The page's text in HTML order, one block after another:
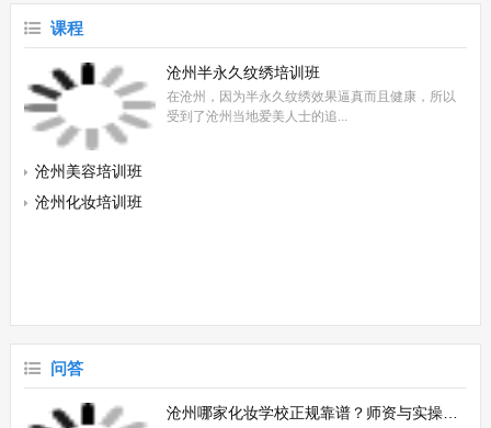
沧州学美容哪个学校好
在绍兴，随着美容师的工资的增加，有不少朋友想要学美容。如果也想要
学美容的朋友，有时间可以来绍兴艾尼斯美容培训学校参观。我校...
沧州学化妆美甲培训学校哪家好
在沧州参加化妆美甲培训，可以到沧州港泰化妆美甲培训学校。我校为了
课程
沧州半永久纹绣培训班
在沧州，因为半永久纹绣效果逼真而且健康，所以
受到了沧州当地爱美人士的追...
沧州美容培训班
沧州化妆培训班
问答
沧州哪家化妆学校正规靠谱？师资与实操怎么